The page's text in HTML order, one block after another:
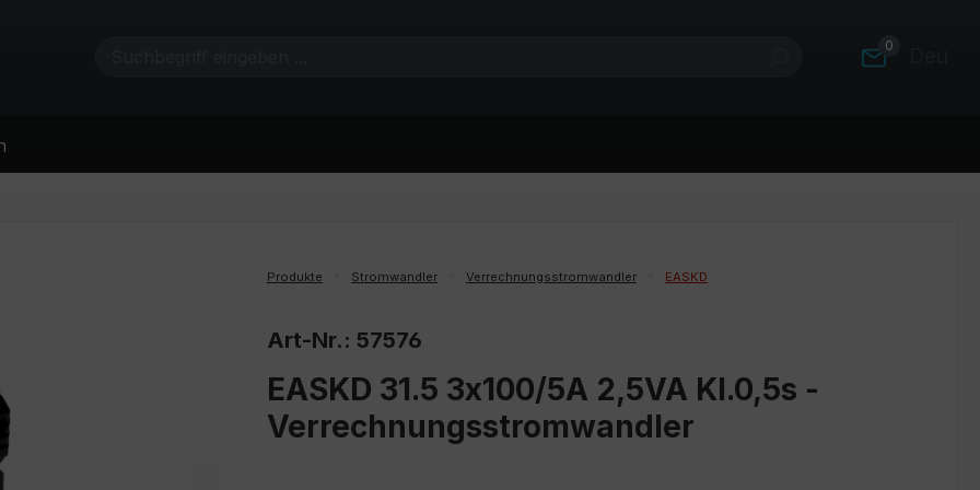
0
Produkte Stromwandler Verrechnungsstromwandler EASKD
Art-Nr.: 57576
EASKD 31.5 3x100/5A 2,5VA Kl.0,5s -
Verrechnungsstromwandler